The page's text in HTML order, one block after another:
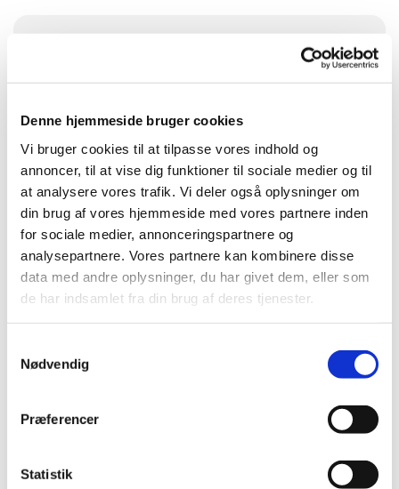
Denne hjemmeside bruger cookies
Vi bruger cookies til at tilpasse vores indhold og
annoncer, til at vise dig funktioner til sociale medier og til
at analysere vores trafik. Vi deler også oplysninger om
din brug af vores hjemmeside med vores partnere inden
for sociale medier, annonceringspartnere og
analysepartnere. Vores partnere kan kombinere disse
data med andre oplysninger, du har givet dem, eller som
de har indsamlet fra din brug af deres tjenester.
Nødvendig
Præferencer
Statistik
Visborg Kirke, Kjellerupsgade 68, Visborg,
9560 Hadsund
Præst Peter Grove